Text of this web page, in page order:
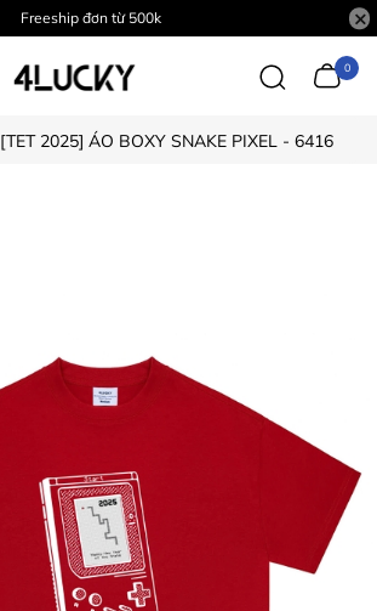
Freeship đơn từ 500k
0
[TET 2025] ÁO BOXY SNAKE PIXEL - 6416